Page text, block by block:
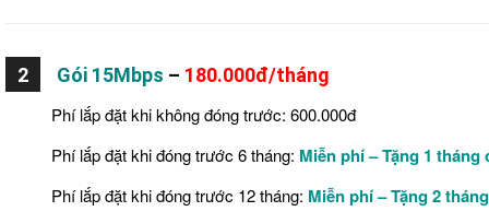
2 Gói 15Mbps – 180.000đ/tháng
Phí lắp đặt khi không đóng trước: 600.000đ
Phí lắp đặt khi đóng trước 6 tháng: Miễn phí– Tặng 1 tháng
Phí lắp đặt khi đóng trước 12 tháng: Miễn phí – Tặng 2